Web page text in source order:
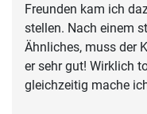
Freunden kam ich
stellen. Nach einem
Ähnliches, muss der
er sehr gut! Wirklich
gleichzeitig mache